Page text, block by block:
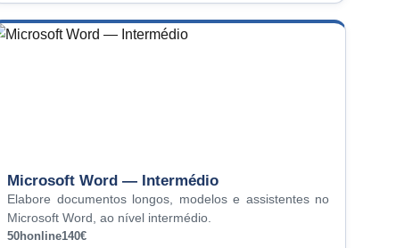
Microsoft Word — Intermédio
Elabore documentos longos, modelos e assistentes no
Microsoft Word, ao nível intermédio.
50honline140€